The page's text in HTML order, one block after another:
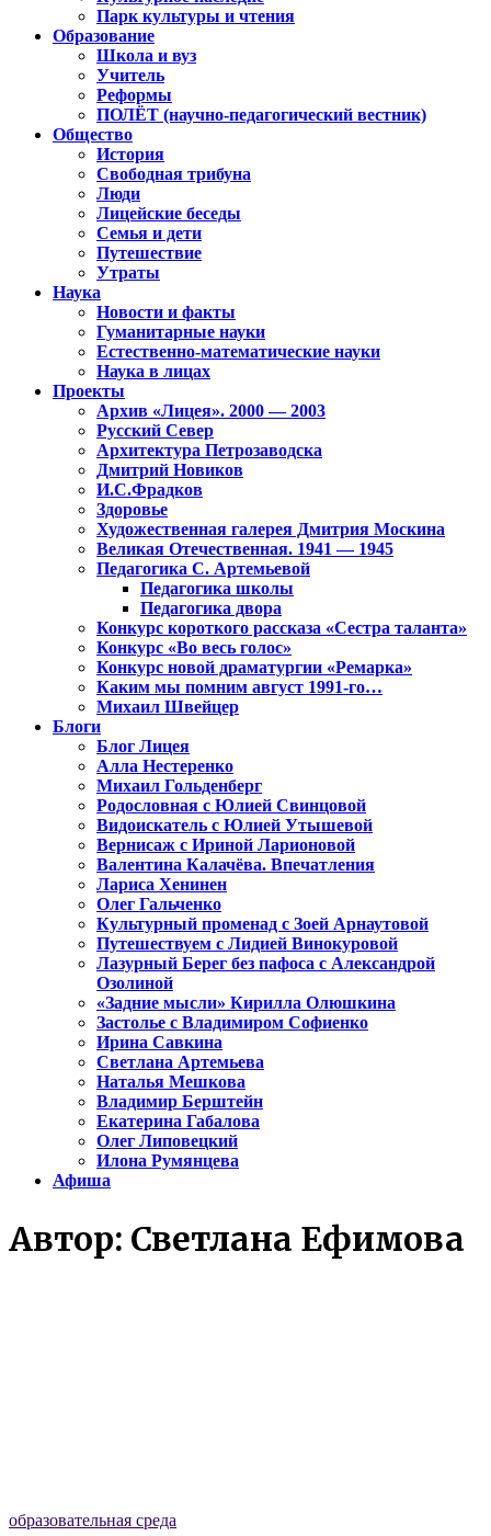
Парк культуры и чтения
Образование
Школа и вуз
Учитель
Реформы
ПОЛЁТ (научно-педагогический вестник)
Общество
История
Свободная трибуна
Люди
Лицейские беседы
Семья и дети
Путешествие
Утраты
Наука
Новости и факты
Гуманитарные науки
Естественно-математические науки
Наука в лицах
Проекты
Архив «Лицея». 2000 — 2003
Русский Север
Архитектура Петрозаводска
Дмитрий Новиков
И.С.Фрадков
Здоровье
Художественная галерея Дмитрия Москина
Великая Отечественная. 1941 — 1945
Педагогика С. Артемьевой
Педагогика школы
Педагогика двора
Конкурс короткого рассказа «Сестра таланта»
Конкурс «Во весь голос»
Конкурс новой драматургии «Ремарка»
Каким мы помним август 1991-го…
Михаил Швейцер
Блоги
Блог Лицея
Алла Нестеренко
Михаил Гольденберг
Родословная с Юлией Свинцовой
Видоискатель с Юлией Утышевой
Вернисаж с Ириной Ларионовой
Валентина Калачёва. Впечатления
Лариса Хенинен
Олег Гальченко
Культурный променад с Зоей Арнаутовой
Путешествуем с Лидией Винокуровой
Лазурный Берег без пафоса с Александрой
Озолиной
«Задние мысли» Кирилла Олюшкина
Застолье с Владимиром Софиенко
Ирина Савкина
Светлана Артемьева
Наталья Мешкова
Владимир Берштейн
Екатерина Габалова
Олег Липовецкий
Илона Румянцева
Афиша
Автор: Светлана Ефимова
образовательная среда